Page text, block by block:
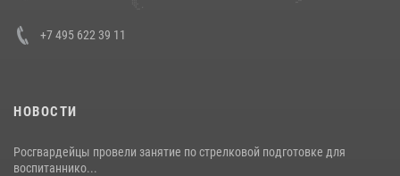
+7 495 622 39 11
НОВОСТИ
Росгвардейцы провели занятие по стрелковой подготовке для
воспитаннико...